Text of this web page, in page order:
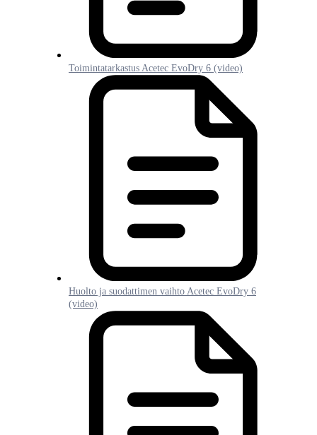
Toimintatarkastus Acetec EvoDry 6 (video)
Huolto ja suodattimen vaihto Acetec EvoDry 6
(video)